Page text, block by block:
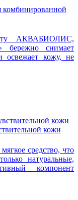
комбинированной
АКВАБИОЛИС,
бережно снимает
освежает кожу, не
кожи
средство, что
натуральные,
компонент